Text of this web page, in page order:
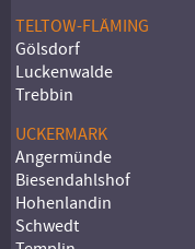
TELTOW-FLÄMING
Gölsdorf
Luckenwalde
Trebbin
UCKERMARK
Angermünde
Biesendahlshof
Hohenlandin
Schwedt